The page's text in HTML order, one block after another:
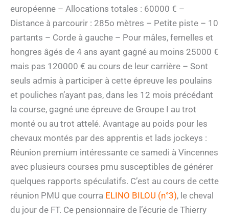
européenne – Allocations totales : 60000 € –
Distance à parcourir : 285o mètres – Petite piste – 10
partants – Corde à gauche – Pour mâles, femelles et
hongres âgés de 4 ans ayant gagné au moins 25000 €
mais pas 120000 € au cours de leur carrière – Sont
seuls admis à participer à cette épreuve les poulains
et pouliches n’ayant pas, dans les 12 mois précédant
la course, gagné une épreuve de Groupe I au trot
monté ou au trot attelé. Avantage au poids pour les
chevaux montés par des apprentis et lads jockeys :
Réunion premium intéressante ce samedi à Vincennes
avec plusieurs courses pmu susceptibles de générer
quelques rapports spéculatifs. C’est au cours de cette
réunion PMU que courra ELINO BILOU (n°3), le cheval
du jour de FT. Ce pensionnaire de l’écurie de Thierry